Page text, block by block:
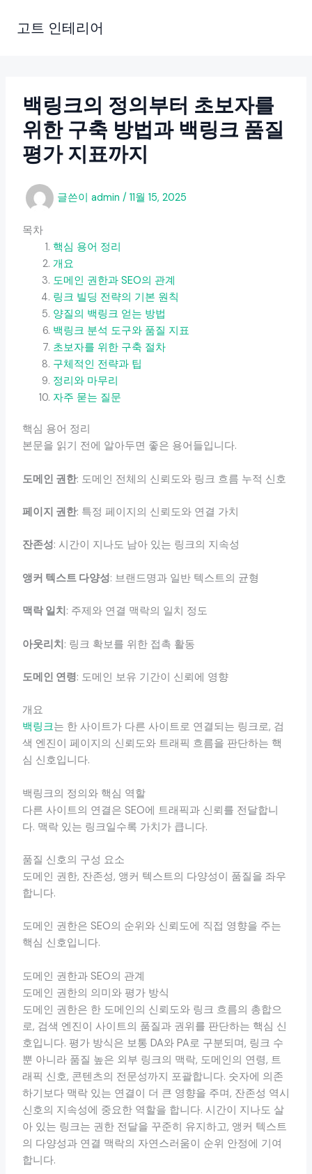
고트 인테리어
백링크의 정의부터 초보자를
위한 구축 방법과 백링크 품질
평가 지표까지
글쓴이 admin / 11월 15, 2025
목차
핵심 용어 정리
개요
도메인 권한과 SEO의 관계
링크 빌딩 전략의 기본 원칙
양질의 백링크 얻는 방법
백링크 분석 도구와 품질 지표
초보자를 위한 구축 절차
구체적인 전략과 팁
정리와 마무리
자주 묻는 질문
핵심 용어 정리
본문을 읽기 전에 알아두면 좋은 용어들입니다.
도메인 권한: 도메인 전체의 신뢰도와 링크 흐름 누적 신호
페이지 권한: 특정 페이지의 신뢰도와 연결 가치
잔존성: 시간이 지나도 남아 있는 링크의 지속성
앵커 텍스트 다양성: 브랜드명과 일반 텍스트의 균형
맥락 일치 : 주제와 연결 맥락의 일치 정도
아웃리치 : 링크 확보를 위한 접촉 활동
도메인 연령: 도메인 보유 기간이 신뢰에 영향
개요
백링크는 한 사이트가 다른 사이트로 연결되는 링크로, 검
색 엔진이 페이지의 신뢰도와 트래픽 흐름을 판단하는 핵
심 신호입니다.
백링크의 정의와 핵심 역할
다른 사이트의 연결은 SEO에 트래픽과 신뢰를 전달합니
다. 맥락 있는 링크일수록 가치가 큽니다.
품질 신호의 구성 요소
도메인 권한, 잔존성, 앵커 텍스트의 다양성이 품질을 좌우
합니다.
도메인 권한은 SEO의 순위와 신뢰도에 직접 영향을 주는
핵심 신호입니다.
도메인 권한과 SEO의 관계
도메인 권한의 의미와 평가 방식
도메인 권한은 한 도메인의 신뢰도와 링크 흐름의 총합으
로, 검색 엔진이 사이트의 품질과 권위를 판단하는 핵심 신
호입니다. 평가 방식은 보통 DA와 PA로 구분되며, 링크 수
뿐 아니라 품질 높은 외부 링크의 맥락, 도메인의 연령, 트
래픽 신호, 콘텐츠의 전문성까지 포괄합니다. 숫자에 의존
하기보다 맥락 있는 연결이 더 큰 영향을 주며, 잔존성 역시
신호의 지속성에 중요한 역할을 합니다. 시간이 지나도 살
아 있는 링크는 권한 전달을 꾸준히 유지하고, 앵커 텍스트
의 다양성과 연결 맥락의 자연스러움이 순위 안정에 기여
합니다.